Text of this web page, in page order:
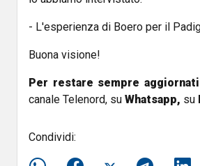
- L'esperienza di Boero per il
Buona visione!
Per restare sempre aggiornati
canale Telenord, su Whatsapp, su
Condividi: